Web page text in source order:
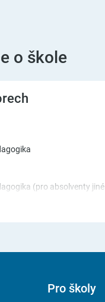
o škole
(pro absolventy
učitelé prvního stupně)
– 120 hodin
předmětů – 120 hodin
Pro školy